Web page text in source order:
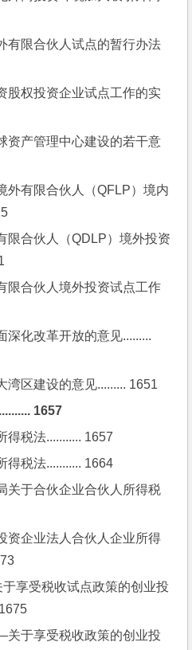
有限合伙人试点的暂行办法
股权投资企业试点工作的实
资产管理中心建设的若干意
外有限合伙人（QFLP）境内
限合伙人（QDLP）境外投资
限合伙人境外投资试点工作
深化改革开放的意见.........
湾区建设的意见......... 1651
1657
得税法........... 1657
税法........... 1664
关于合伙企业合伙人所得税
资企业法人合伙人企业所得
享受税收试点政策的创业投
于享受税收政策的创业投